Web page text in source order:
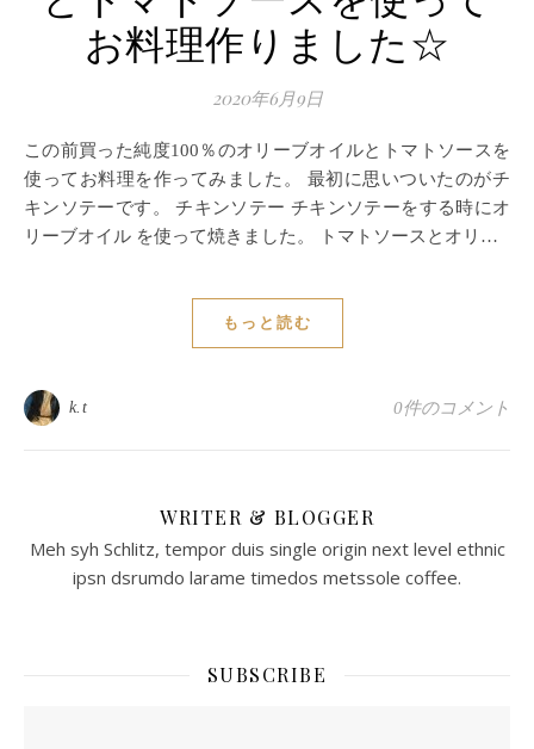
お料理作りました☆
2020年6月9日
この前買った純度100％のオリーブオイルとトマトソースを
使ってお料理を作ってみました。 最初に思いついたのがチ
キンソテーです。 チキンソテー チキンソテーをする時にオ
リーブオイル を使って焼きました。 トマトソースとオリ…
もっと読む
k.t 0件のコメント
WRITER & BLOGGER
Meh syh Schlitz, tempor duis single origin next level ethnic
ipsn dsrumdo larame timedos metssole coffee.
SUBSCRIBE